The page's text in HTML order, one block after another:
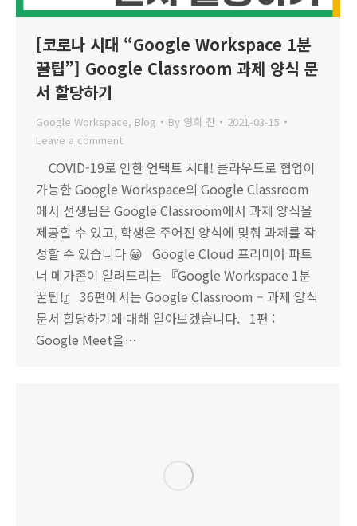
[코로나 시대 “Google Workspace 1분
꿀팁”] Google Classroom 과제 양식 문
서 할당하기
Google Workspace, Blog By 영희 진
2021-03-15
Leave a comment
COVID-19로 인한 언택트 시대! 클라우드로 협업이
가능한 Google Workspace의 Google Classroom
에서 선생님은 Google Classroom에서 과제 양식을
제공할 수 있고, 학생은 주어진 양식에 맞춰 과제를 작
성할 수 있습니다 😀 Google Cloud 프리미어 파트
너 메가존이 알려드리는 『Google Workspace 1분
꿀팁!』 36편에서는 Google Classroom – 과제 양식
문서 할당하기에 대해 알아보겠습니다. 1편 :
Google Meet을…